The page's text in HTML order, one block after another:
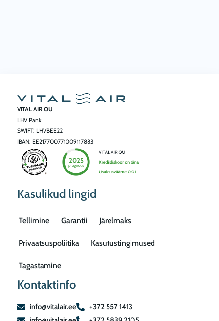
VITAL AIR OÜ
LHV Pank
SWIFT: LHVBEE22
IBAN: EE217700771009117883
Kasulikud lingid
Tellimine Garantii Järelmaks
Privaatsuspoliitika Kasutustingimused
Tagastamine
Kontaktinfo
info@vitalair.ee
+372 557 1413